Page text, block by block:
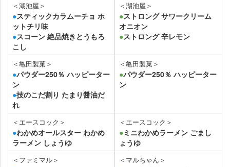
＜湖池屋＞
●スティックカラムーチョ ホ
ットチリ味
●スコーン 絶品焼きとうもろ
こし
＜湖池屋＞
●ストロング サワークリーム
オニオン
●ストロング 辛レモン
＜亀田製菓＞
●パウダー250％ ハッピーター
ン
●技のこだ割り たまり醤油だ
れ
＜亀田製菓＞
●パウダー250％ ハッピーター
ン
＜エースコック＞
●わかめオールスター わかめ
ラーメン しょうゆ
＜エースコック＞
●ミニわかめラーメン ごまし
ょうゆ
＜ファミマル＞ ＜マルちゃん＞